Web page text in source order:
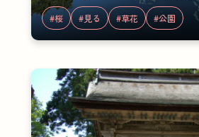
#桜 #見る #草花 #公園